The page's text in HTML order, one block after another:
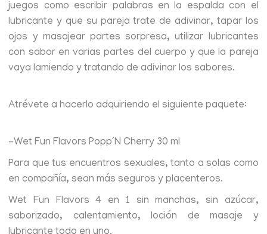
juegos como escribir palabras en la espalda con el
lubricante y que su pareja trate de adivinar, tapar los
ojos y masajear partes sorpresa, utilizar lubricantes
con sabor en varias partes del cuerpo y que la pareja
vaya lamiendo y tratando de adivinar los sabores.
Atrévete a hacerlo adquiriendo el siguiente paquete:
-Wet Fun Flavors Popp´N Cherry 30 ml
Para que tus encuentros sexuales, tanto a solas como
en compañía, sean más seguros y placenteros.
Wet Fun Flavors 4 en 1 sin manchas, sin azúcar,
saborizado, calentamiento, loción de masaje y